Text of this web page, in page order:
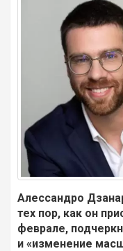
Алессандро
тех пор, как он
феврале,
и «изменение